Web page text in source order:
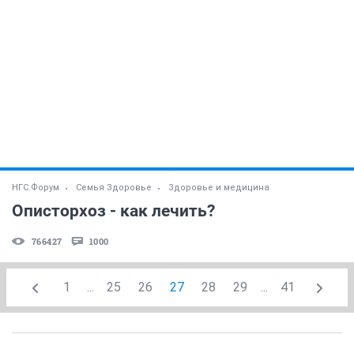
НГС.Форум Семья Здоровье Здоровье и медицина
Описторхоз - как лечить?
766427 1000
1 ... 25 26 27 28 29 ... 41